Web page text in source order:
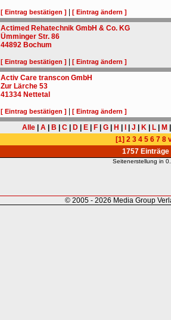
[ Eintrag bestätigen ] |[ Eintrag ändern ]
Actimed Rehatechnik GmbH & Co. KG
Ümminger Str. 86
44892 Bochum
[ Eintrag bestätigen ] |[ Eintrag ändern ]
Activ Care transcon GmbH
Zur Lärche 53
41334 Nettetal
[ Eintrag bestätigen ] |[ Eintrag ändern ]
Alle A B C D E F G H J K L M
[1] 2 3 4 5 6 7 8
1757 Einträge
Seitenerstellung in
© 2005 - 2026 Media Group